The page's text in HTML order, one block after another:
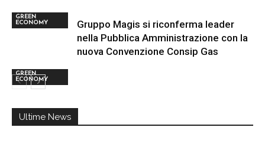
GREEN
ECONOMY
GREEN
ECONOMY
Gruppo Magis si riconferma leader
nella Pubblica Amministrazione con la
nuova Convenzione Consip Gas
Ultime News